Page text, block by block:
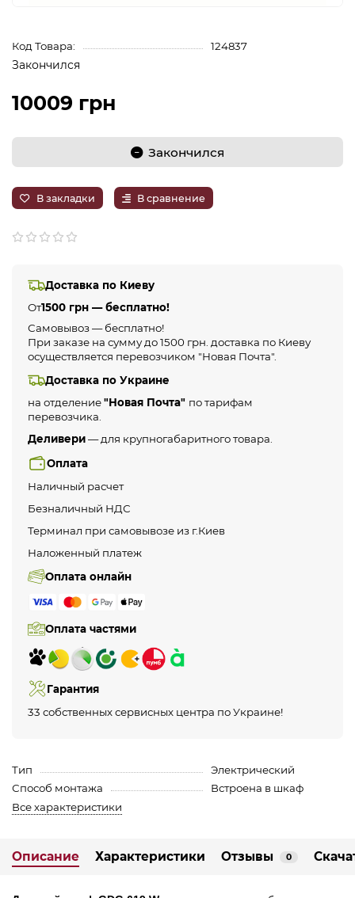
Код Товара: 124837
Закончился
10009 грн
Закончился
В закладки В сравнение
Доставка по Киеву
От1500 грн — бесплатно!
Самовывоз — бесплатно!
При заказе на сумму до 1500 грн. доставка по Киеву
осуществляется перевозчиком "Новая Почта".
Доставка по Украине
на отделение"Новая Почта" по тарифам
перевозчика.
Деливери— для крупногабаритного товара.
Оплата
Наличный расчет
Безналичный НДС
Терминал при самовывозе из г.Киев
Наложенный платеж
Оплата онлайн
Оплата частями
Гарантия
33 собственных сервисных центра по Украине!
Тип
Электрический
Способ монтажа
Встроена в шкаф
Все характеристики
Описание Характеристики Отзывы 0